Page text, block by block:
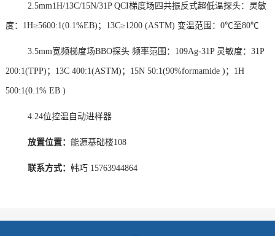
2.5mm1H/13C/15N/31P QCI梯度场四共振反式超低温探头：灵敏
度：1H≥5600:1(0.1%EB)；13C≥1200 (ASTM) 变温范围： 0℃至80℃
3.5mm宽频梯度场BBO探头 频率范围：109Ag-31P 灵敏度：31P
200:1(TPP)；13C 400:1(ASTM)；15N 50:1(90%formamide )；1H
500:1(0.1% EB )
4.24位控温自动进样器
放置位置： 能源基础楼108
联系方式： 韩巧 15763944864